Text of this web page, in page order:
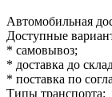
Автомобильная
Доступные
* самовывоз;
* доставка до
* поставка по
Типы транспорта: